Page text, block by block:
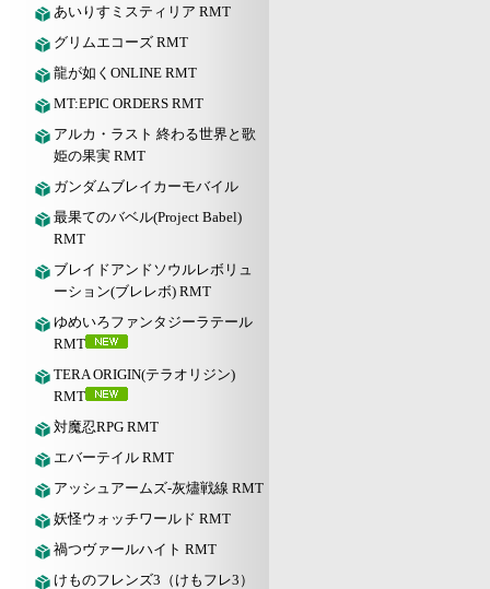
あいりすミスティリア RMT
グリムエコーズ RMT
龍が如くONLINE RMT
MT:EPIC ORDERS RMT
アルカ・ラスト 終わる世界と歌
姫の果実 RMT
ガンダムブレイカーモバイル
最果てのバベル(Project Babel)
RMT
ブレイドアンドソウルレボリュ
ーション(ブレレボ) RMT
ゆめいろファンタジーラテール
RMT
TERA ORIGIN(テラオリジン)
RMT
対魔忍RPG RMT
エバーテイル RMT
アッシュアームズ‐灰燼戦線 RMT
妖怪ウォッチワールド RMT
禍つヴァールハイト RMT
けものフレンズ3（けもフレ3）